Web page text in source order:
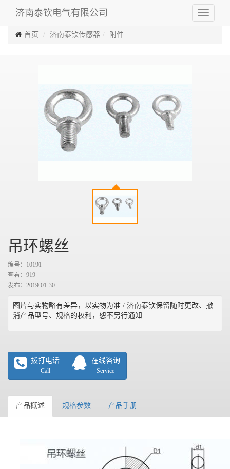
济南泰钦电气有限公司
Toggle
首页
济南泰钦传感器 附件
吊环螺丝
编号：10191
查看： 919
发布：2019-01-30
图片与实物略有差异，以实物为准 / 济南泰钦保留随时更改、撤
消产品型号、规格的权利，恕不另行通知
拨打电话
Call
在线咨询
Service
产品概述 规格参数 产品手册